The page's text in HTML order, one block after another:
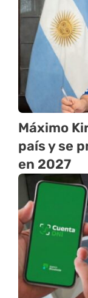
Máximo
país y se
en 2027